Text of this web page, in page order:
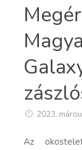
2023.
Az